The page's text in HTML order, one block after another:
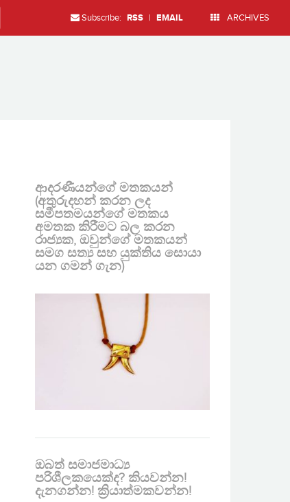
Subscribe: RSS | EMAIL ARCHIVES
ආදරණීයන්ගේ මතකයන්
(අතුරුදහන් කරන ලද
සමීපතමයන්ගේ මතකය
අමතක කිරීමට බල කරන
රාජ්‍යක, ඔවුන්ගේ මතකයන්
සමග සත්‍ය සහ යුක්තිය සොයා
යන ගමන් ගැන)
ඔබත් සමාජමාධ්‍ය
පරිශීලකයෙක්ද? කියවන්න!
දැනගන්න! ක්‍රියාත්මකවන්න!